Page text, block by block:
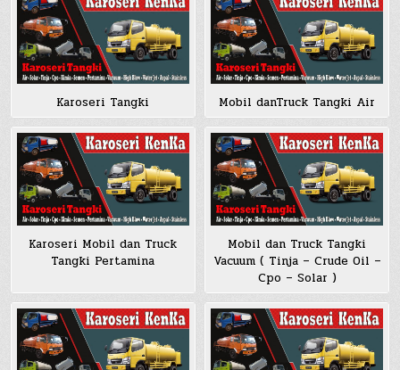
Karoseri Tangki Mobil danTruck Tangki Air
Karoseri Mobil dan Truck
Tangki Pertamina
Mobil dan Truck Tangki
Vacuum ( Tinja – Crude Oil –
Cpo – Solar )